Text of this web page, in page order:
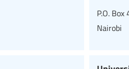
P.O. Box
Nairobi